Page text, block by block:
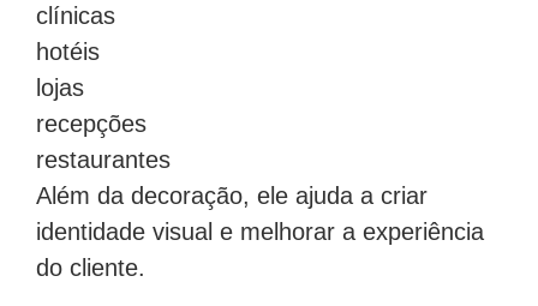
clínicas
hotéis
lojas
recepções
restaurantes
Além da decoração, ele ajuda a criar
identidade visual e melhorar a experiência
do cliente.